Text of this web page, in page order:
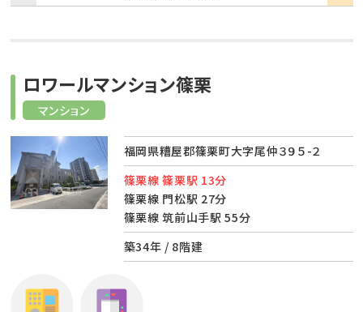
マンション
ロワールマンション篠栗
福岡県糟屋郡篠栗町大字尾仲３９５-２
篠栗線 篠栗駅 13分
篠栗線 門松駅 27分
篠栗線 筑前山手駅 55分
築34年 / 8階建